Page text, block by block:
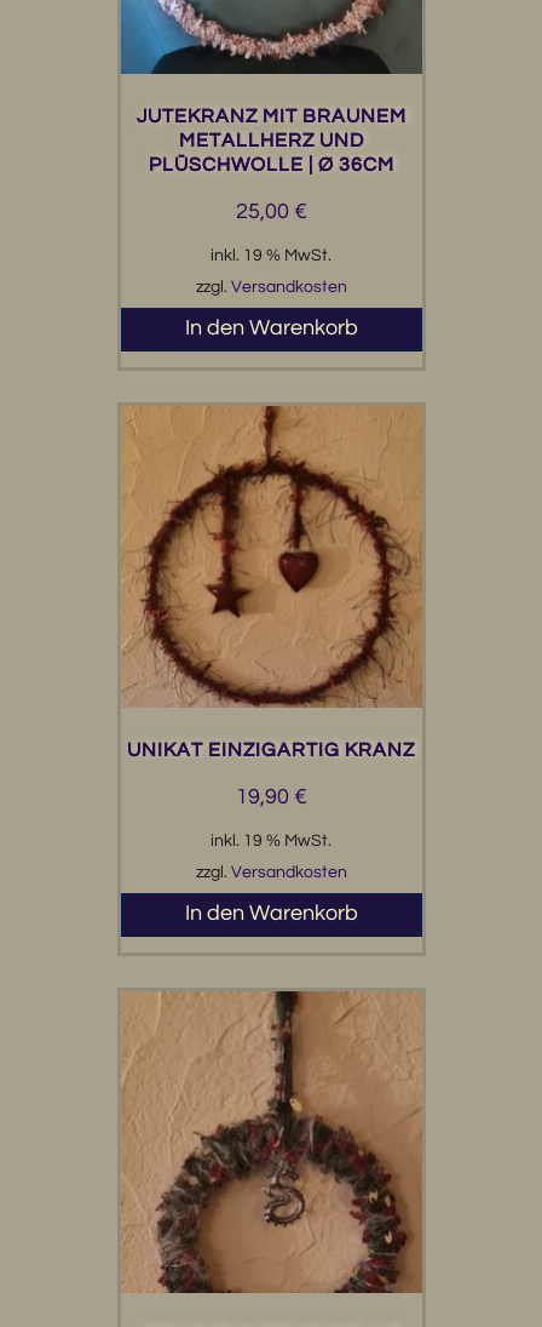
JUTEKRANZ MIT BRAUNEM
METALLHERZ UND
PLÜSCHWOLLE | Ø 36CM
25,00 €
inkl. 19 % MwSt.
zzgl. Versandkosten
In den Warenkorb
UNIKAT EINZIGARTIG KRANZ
19,90 €
inkl. 19 % MwSt.
zzgl. Versandkosten
In den Warenkorb